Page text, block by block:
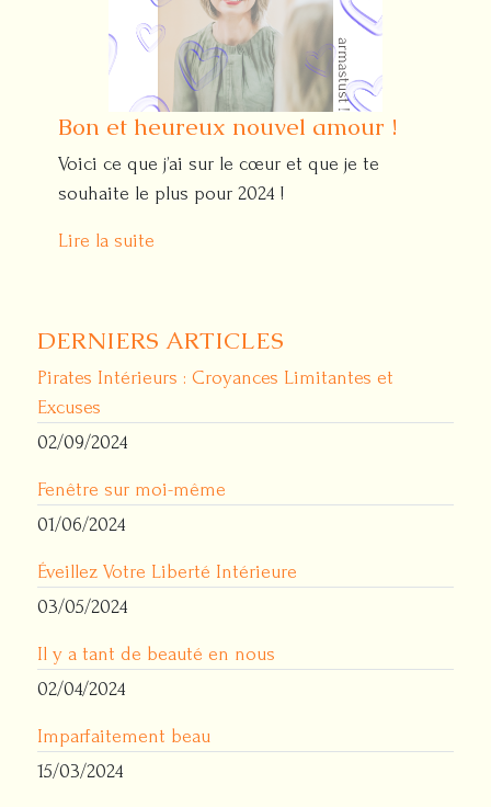
Bon et heureux nouvel amour !
Voici ce que j’ai sur le cœur et que je te
souhaite le plus pour 2024 !
Lire la suite
DERNIERS ARTICLES
Pirates Intérieurs : Croyances Limitantes et
Excuses
02/09/2024
Fenêtre sur moi-même
01/06/2024
Éveillez Votre Liberté Intérieure
03/05/2024
Il y a tant de beauté en nous
02/04/2024
Imparfaitement beau
15/03/2024